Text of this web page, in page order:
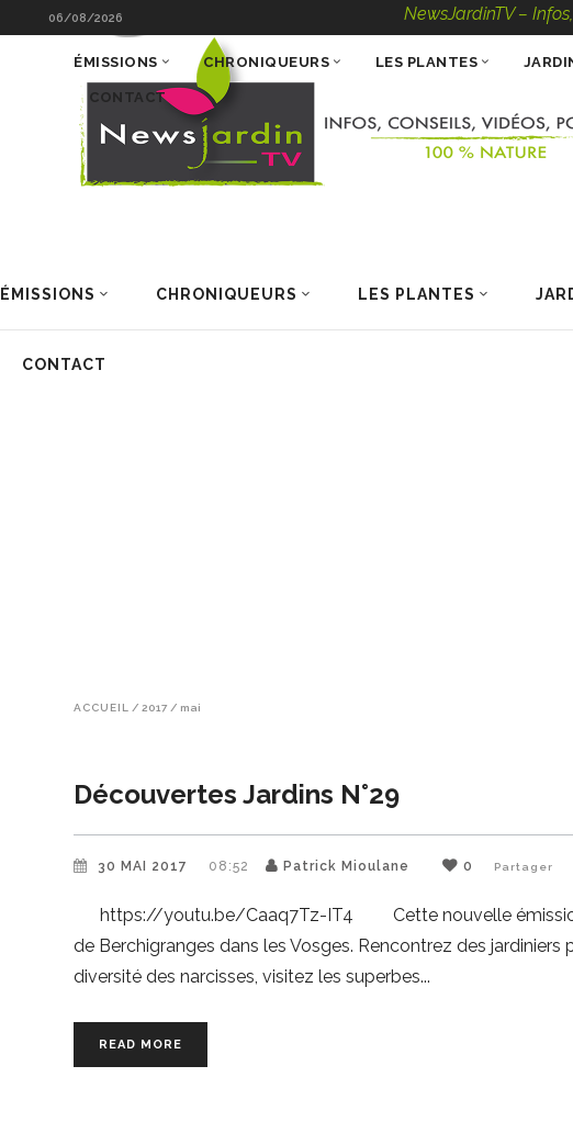
06/08/2026 NewsJardinTV – Infos,
ÉMISSIONS CHRONIQUEURS LES PLANTES
CONTACT
ÉMISSIONS CHRONIQUEURS LES PLANTES
CONTACT
ACCUEIL / 2017 / mai
Découvertes Jardins N°29
30 MAI 2017 08:52 Patrick Mioulane 0 Partager
https://youtu.be/Caaq7Tz-IT4 Cette nouvelle émission
de Berchigranges dans les Vosges. Rencontrez des
diversité des narcisses, visitez les superbes
READ MORE